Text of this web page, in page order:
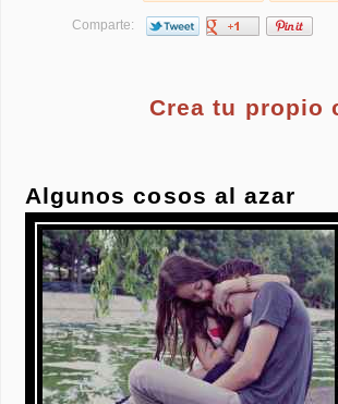
Comparte:
Crea tu propio
Algunos cosos al azar